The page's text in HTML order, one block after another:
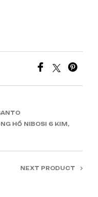
HỒ NIBOSI 6 KIM,
NEXT PRODUCT